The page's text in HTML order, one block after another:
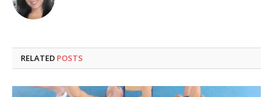
RELATED POSTS